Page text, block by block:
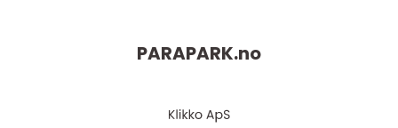
PARAPARK.no